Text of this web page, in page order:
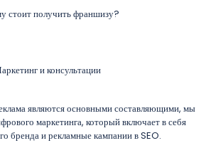
стоит получить франшизу?
и консультации
являются основными составляющими, мы
маркетинга, который включает в себя
бренда и рекламные кампании в SEO.